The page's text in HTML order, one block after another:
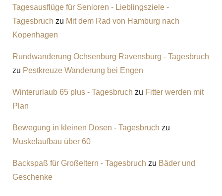
Tagesausflüge für Senioren - Lieblingsziele -
Tagesbruch zu Mit dem Rad von Hamburg nach
Kopenhagen
Rundwanderung Ochsenburg Ravensburg - Tagesbruch
zu Pestkreuze Wanderung bei Engen
Winterurlaub 65 plus - Tagesbruch zu Fitter werden mit
Plan
Bewegung in kleinen Dosen - Tagesbruch zu
Muskelaufbau über 60
Backspaß für Großeltern - Tagesbruch zu Bäder und
Geschenke